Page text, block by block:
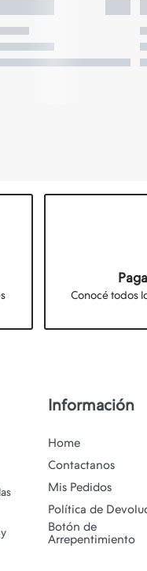
Conocé todos
Información
Home
Contactanos
Mis Pedidos
Política de
Botón de
Arrepentimiento